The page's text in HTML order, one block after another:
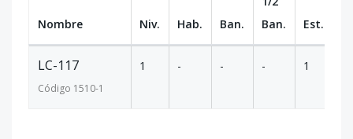
Nombre Niv. Hab. Ban.
Ban.
Est.
LC-117
Código 1510-1
1 - - - 1